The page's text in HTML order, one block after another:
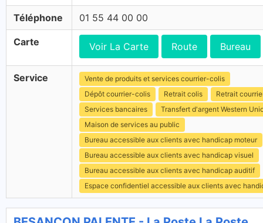
Téléphone 01 55 44 00 00
Carte Voir La Carte Route Bureau
Service
Vente de produits et services courrier-colis
Dépôt courrier-colis
Retrait colis
Retrait
Services bancaires
Transfert d'argent Western
Maison de services au public
Bureau accessible aux clients avec handicap moteur
Bureau accessible aux clients avec handicap visuel
Bureau accessible aux clients avec handicap auditif
Espace confidentiel accessible aux clients avec